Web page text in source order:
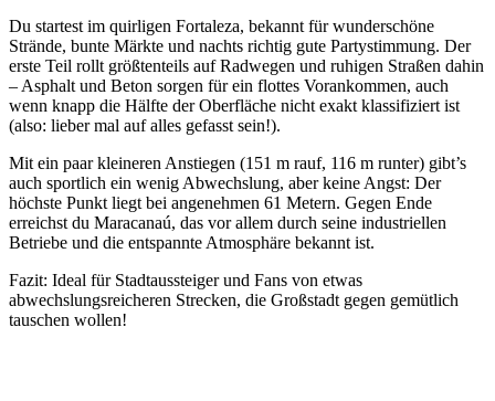
Du startest im quirligen Fortaleza, bekannt für wunderschöne
Strände, bunte Märkte und nachts richtig gute Partystimmung. Der
erste Teil rollt größtenteils auf Radwegen und ruhigen Straßen dahin
– Asphalt und Beton sorgen für ein flottes Vorankommen, auch
wenn knapp die Hälfte der Oberfläche nicht exakt klassifiziert ist
(also: lieber mal auf alles gefasst sein!).
Mit ein paar kleineren Anstiegen (151 m rauf, 116 m runter) gibt’s
auch sportlich ein wenig Abwechslung, aber keine Angst: Der
höchste Punkt liegt bei angenehmen 61 Metern. Gegen Ende
erreichst du Maracanaú, das vor allem durch seine industriellen
Betriebe und die entspannte Atmosphäre bekannt ist.
Fazit: Ideal für Stadtaussteiger und Fans von etwas
abwechslungsreicheren Strecken, die Großstadt gegen gemütlich
tauschen wollen!